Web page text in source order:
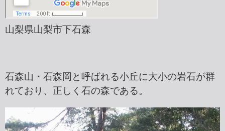
山梨県山梨市下石森
石森山・石森岡と呼ばれる小丘に大小の岩石が群
れており、正しく石の森である。